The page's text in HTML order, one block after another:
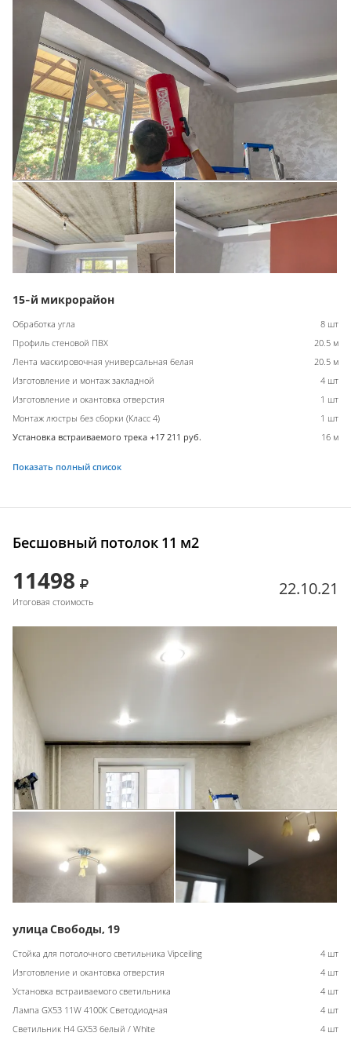
15-й микрорайон
Обработка угла
8 шт
Профиль стеновой ПВХ
20.5 м
Лента маскировочная универсальная белая
20.5 м
Изготовление и монтаж закладной
4 шт
Изготовление и окантовка отверстия
1 шт
Монтаж люстры без сборки (Класс 4)
1 шт
Установка встраиваемого трека +17 211 руб.
16 м
Показать полный список
Бесшовный потолок 11 м2
11498
Итоговая стоимость
22.10.21
улица Свободы, 19
Стойка для потолочного светильника Vipceiling
4 шт
Изготовление и окантовка отверстия
4 шт
Установка встраиваемого светильника
4 шт
Лампа GX53 11W 4100К Светодиодная
4 шт
Светильник H4 GX53 белый / White
4 шт